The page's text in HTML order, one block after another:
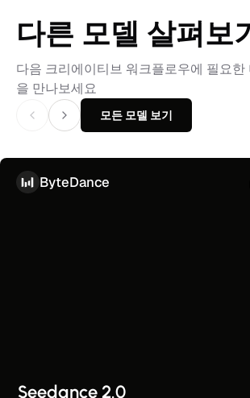
다른 모델 살펴보
다음 크리에이티브 워크플로우에 필요한
을 만나보세요
모든 모델 보기
ByteDance
Seedance 2.0